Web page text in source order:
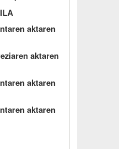
aktaren
aktaren
aktaren
aktaren